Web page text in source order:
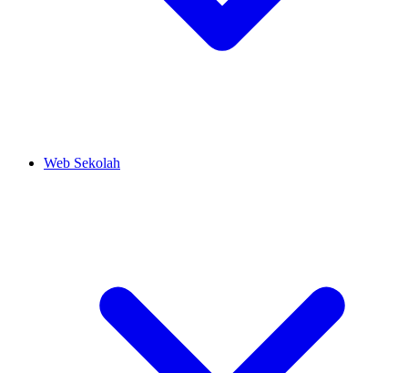
Web Sekolah